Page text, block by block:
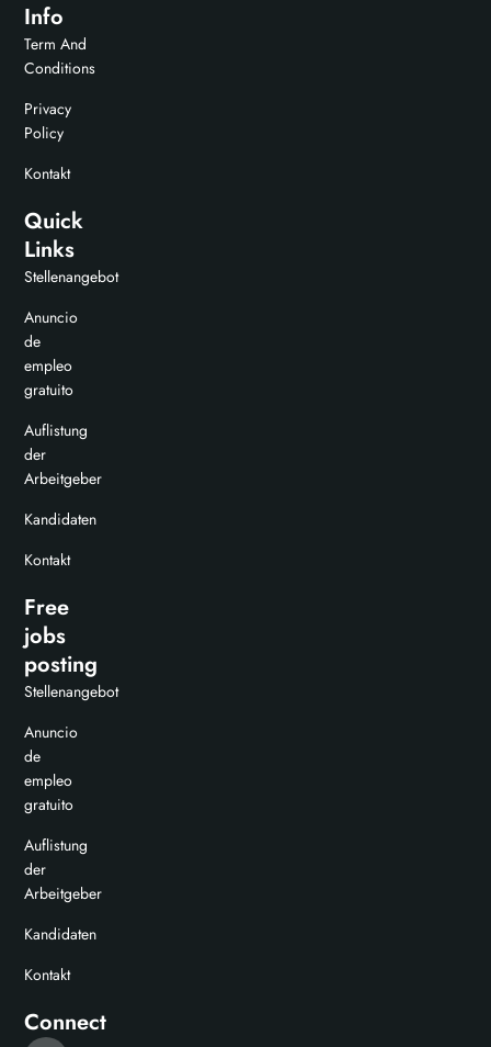
Info
Term And
Conditions
Privacy
Policy
Kontakt
Quick
Links
Stellenangebot
Anuncio
de
empleo
gratuito
Auflistung
der
Arbeitgeber
Kandidaten
Kontakt
Free
jobs
posting
Stellenangebot
Anuncio
de
empleo
gratuito
Auflistung
der
Arbeitgeber
Kandidaten
Kontakt
Connect